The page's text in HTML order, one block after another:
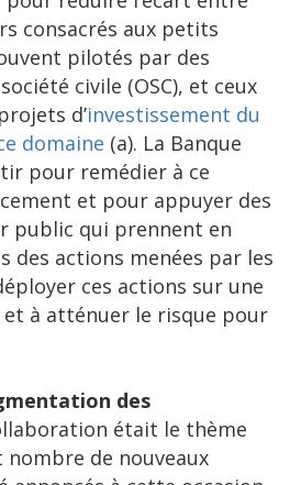
consacrés aux petits
pilotés par des
civile (OSC), et ceux
d’investissement du
domaine (a). La Banque
pour remédier à ce
et pour appuyer des
public qui prennent en
des actions menées par les
ces actions sur une
et à atténuer le risque pour
des
était le thème
nombre de nouveaux